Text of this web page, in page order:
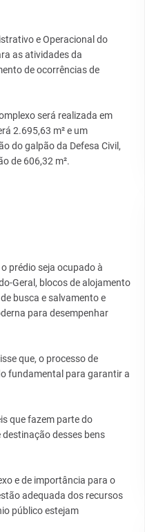
e Operacional do
as atividades da
de ocorrências de
será realizada em
2.695,63 m² e um
do galpão da Defesa Civil,
de 606,32 m².
prédio seja ocupado à
Geral, blocos de alojamento
busca e salvamento e
para desempenhar
que, o processo de
fundamental para garantir a
que fazem parte do
desses bens
e de importância para o
adequada dos recursos
público estejam